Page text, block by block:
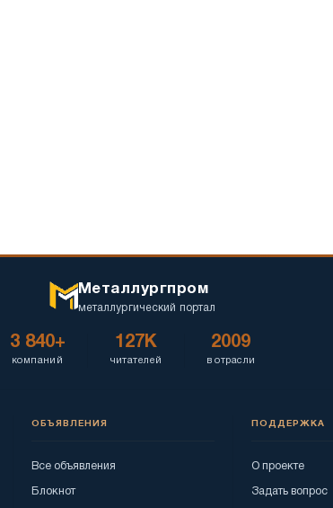
Металлургпром
металлургический портал
3 840+
компаний
127K
читателей
2009
в отрасли
ОБЪЯВЛЕНИЯ
Все объявления
Блокнот
ПОДДЕРЖКА
О проекте
Задать вопрос